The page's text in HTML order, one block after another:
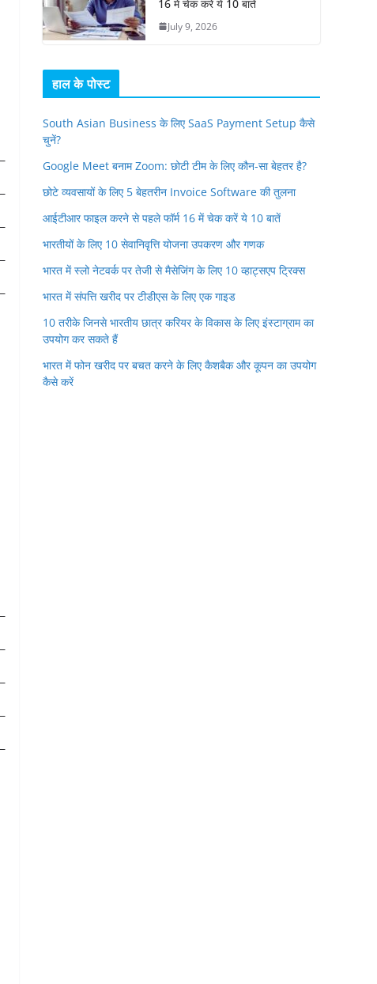
16 में चेक करें ये 10 बातें
July 9, 2026
हाल के पोस्ट
South Asian Business के लिए SaaS Payment Setup कैसे
चुनें?
Google Meet बनाम Zoom: छोटी टीम के लिए कौन-सा बेहतर है?
छोटे व्यवसायों के लिए 5 बेहतरीन Invoice Software की तुलना
आईटीआर फाइल करने से पहले फॉर्म 16 में चेक करें ये 10 बातें
भारतीयों के लिए 10 सेवानिवृत्ति योजना उपकरण और गणक
भारत में स्लो नेटवर्क पर तेजी से मैसेजिंग के लिए 10 व्हाट्सएप ट्रिक्स
भारत में संपत्ति खरीद पर टीडीएस के लिए एक गाइड
10 तरीके जिनसे भारतीय छात्र करियर के विकास के लिए इंस्टाग्राम का
उपयोग कर सकते हैं
भारत में फोन खरीद पर बचत करने के लिए कैशबैक और कूपन का उपयोग
कैसे करें